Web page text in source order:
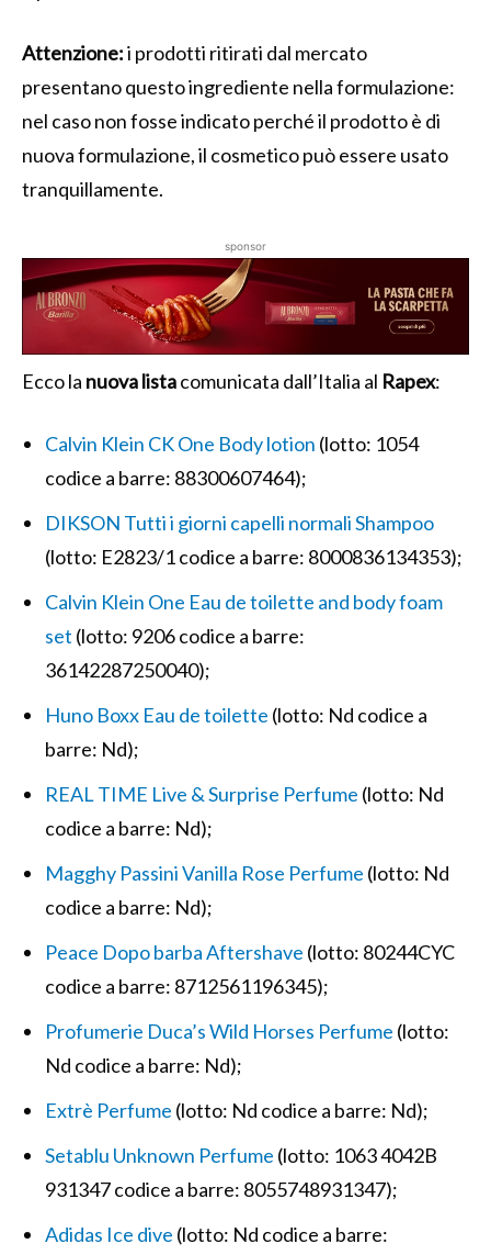
Attenzione:i prodotti ritirati dal mercato
presentano questo ingrediente nella formulazione:
nel caso non fosse indicato perché il prodotto è di
nuova formulazione, il cosmetico può essere usato
tranquillamente.
sponsor
Ecco la nuovalistacomunicata dall’Italia al Rapex:
Calvin Klein CK One Body lotion (lotto: 1054
codice a barre: 88300607464);
DIKSON Tutti i giorni capelli normali Shampoo
(lotto: E2823/1 codice a barre: 8000836134353);
Calvin Klein One Eau de toilette and body foam
set (lotto: 9206 codice a barre:
36142287250040);
Huno Boxx Eau de toilette (lotto: Nd codice a
barre: Nd);
REAL TIME Live & Surprise Perfume (lotto: Nd
codice a barre: Nd);
Magghy Passini Vanilla Rose Perfume (lotto: Nd
codice a barre: Nd);
Peace Dopo barba Aftershave (lotto: 80244CYC
codice a barre: 8712561196345);
Profumerie Duca’s Wild Horses Perfume (lotto:
Nd codice a barre: Nd);
Extrè Perfume (lotto: Nd codice a barre: Nd);
Setablu Unknown Perfume (lotto: 1063 4042B
931347 codice a barre: 8055748931347);
Adidas Ice dive (lotto: Nd codice a barre: